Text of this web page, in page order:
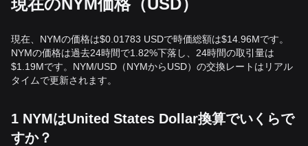
現在のNYM価格（USD）
現在、NYMの価格は$0.01783 USDで時価総額は$14.96Mです。
NYMの価格は過去24時間で1.82%下落し、24時間の取引量は
$1.19Mです。NYM/USD（NYMからUSD）の交換レートはリアル
タイムで更新されます。
1 NYMはUnited States Dollar換算でいくらで
すか？